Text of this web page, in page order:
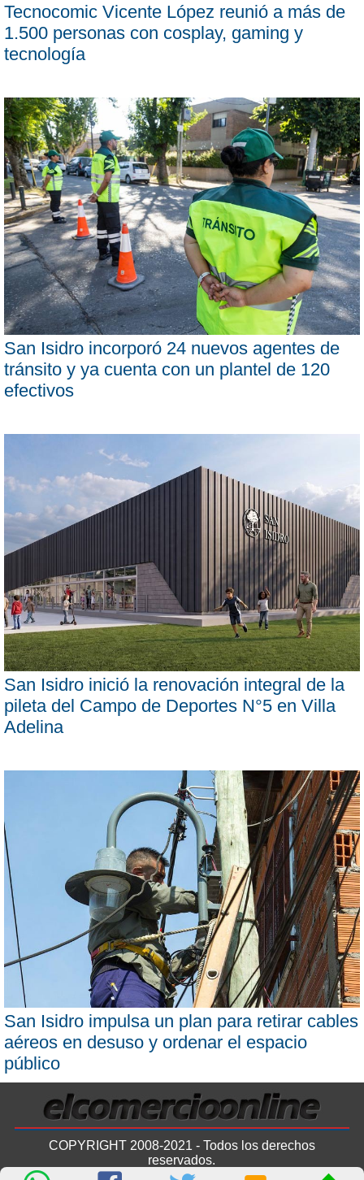
Tecnocomic Vicente López reunió a más de
1.500 personas con cosplay, gaming y
tecnología
San Isidro incorporó 24 nuevos agentes de
tránsito y ya cuenta con un plantel de 120
efectivos
San Isidro inició la renovación integral de la
pileta del Campo de Deportes N°5 en Villa
Adelina
San Isidro impulsa un plan para retirar cables
aéreos en desuso y ordenar el espacio
público
COPYRIGHT 2008-2021 - Todos los derechos
reservados.